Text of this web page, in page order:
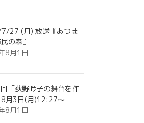
27 (月) 放送『あつま
の森』
8月1日
「荻野吟子の舞台を作
8月3日(月)12:27～
8月1日